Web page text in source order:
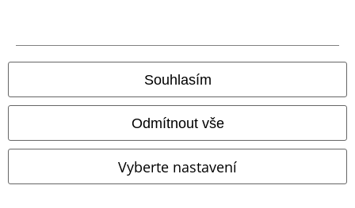
Souhlasím
Odmítnout vše
Vyberte nastavení
Soutěž
Objednejte si dárkový poukaz